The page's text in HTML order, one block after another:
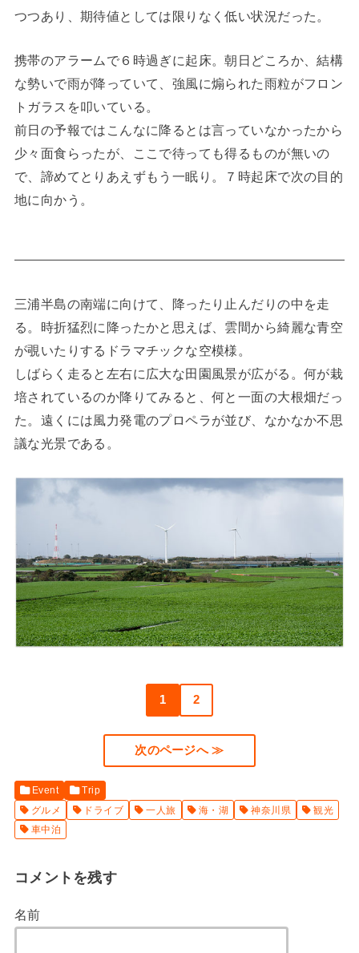
つつあり、期待値としては限りなく低い状況だった。
携帯のアラームで６時過ぎに起床。朝日どころか、結構
な勢いで雨が降っていて、強風に煽られた雨粒がフロン
トガラスを叩いている。
前日の予報ではこんなに降るとは言っていなかったから
少々面食らったが、ここで待っても得るものが無いの
で、諦めてとりあえずもう一眠り。７時起床で次の目的
地に向かう。
三浦半島の南端に向けて、降ったり止んだりの中を走
る。時折猛烈に降ったかと思えば、雲間から綺麗な青空
が覗いたりするドラマチックな空模様。
しばらく走ると左右に広大な田園風景が広がる。何が栽
培されているのか降りてみると、何と一面の大根畑だっ
た。遠くには風力発電のプロペラが並び、なかなか不思
議な光景である。
1 2
次のページへ ≫
Event
Trip
グルメ
ドライブ 一人旅 海・湖 神奈川県
観光
車中泊
コメントを残す
名前